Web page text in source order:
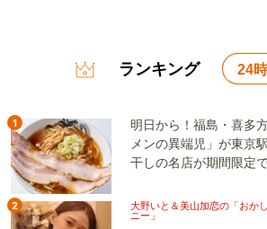
ランキング 24
1
明日から！福島・喜多
メンの異端児」が東京
干しの名店が期間限定
2
大野いと＆美山加恋の「おか
ニー」